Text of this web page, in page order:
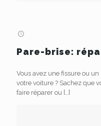
Pare-brise:
Vous avez une fissure ou
votre voiture ? Sachez que
faire réparer ou […]